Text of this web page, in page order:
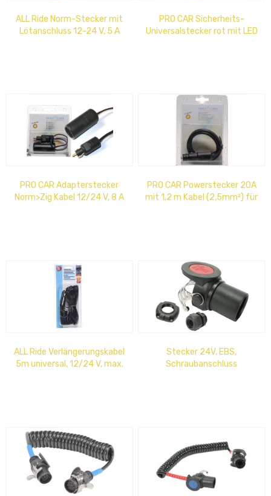
ALL Ride Norm-Stecker mit
Lötanschluss 12-24 V, 5 A
PRO CAR Sicherheits-
Universalstecker rot mit LED
PRO CAR Adapterstecker
Norm>Zig Kabel 12/24 V, 8 A
PRO CAR Powerstecker 20A
mit 1,2 m Kabel (2,5mm²) für
ALL Ride Verlängerungskabel
5m universal, 12/24 V, max.
Stecker 24V, EBS,
Schraubanschluss